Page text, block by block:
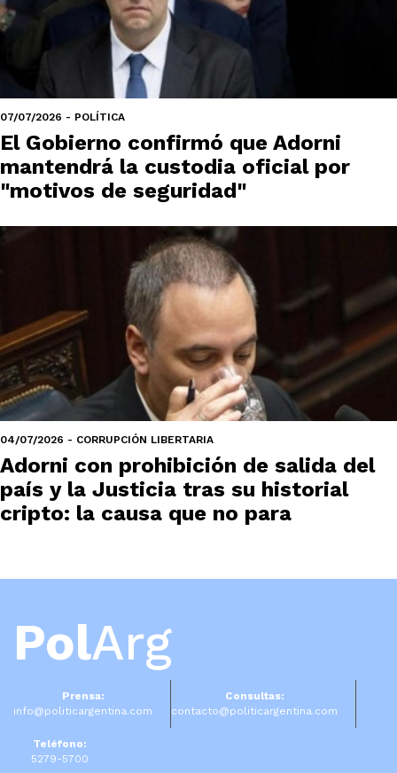
07/07/2026 - POLÍTICA
El Gobierno confirmó que Adorni
mantendrá la custodia oficial por
"motivos de seguridad"
04/07/2026 - CORRUPCIÓN LIBERTARIA
Adorni con prohibición de salida del
país y la Justicia tras su historial
cripto: la causa que no para
PolArg
Prensa:
info@politicargentina.com
Consultas:
contacto@politicargentina.com
Teléfono:
5279-5700